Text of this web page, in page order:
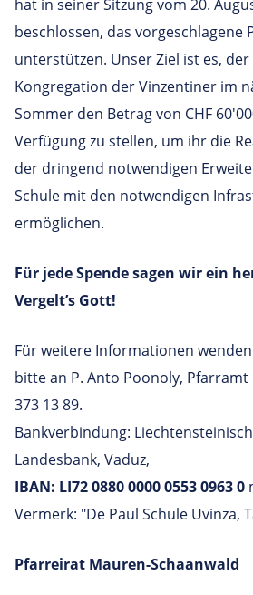
hat in seiner Sitzung vom 20.
beschlossen, das vorgeschlagene
unterstützen. Unser Ziel ist es, der
Kongregation der Vinzentiner im
Sommer den Betrag von CHF
Verfügung zu stellen, um ihr die
der dringend notwendigen
Schule mit den notwendigen
ermöglichen.
Für jede Spende sagen wir ein
Vergelt’s Gott!
Für weitere Informationen wenden
bitte an P. Anto Poonoly, Pfarramt
373 13 89.
Bankverbindung:
Landesbank, Vaduz,
IBAN: LI72 0880 0000 0553 0963 0
Vermerk: "De Paul Schule Uvinza,
Pfarreirat Mauren-Schaanwald